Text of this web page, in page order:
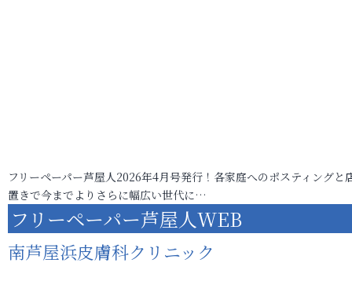
フリーペーパー芦屋人2026年4月号発行！各家庭へのポスティングと
置きで今までよりさらに幅広い世代に…
フリーペーパー芦屋人WEB
南芦屋浜皮膚科クリニック